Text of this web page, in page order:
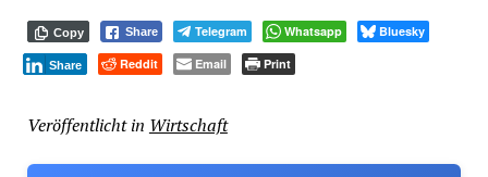
Copy Share Telegram Whatsapp Bluesky
Share Reddit Email Print
Veröffentlicht in Wirtschaft